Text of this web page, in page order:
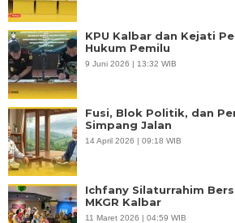
KPU Kalbar dan Kejati
Hukum Pemilu
9 Juni 2026 | 13:32 WIB
Fusi, Blok Politik, dan
Simpang Jalan
14 April 2026 | 09:18 WIB
Ichfany Silaturrahim
MKGR Kalbar
11 Maret 2026 | 04:59 WIB